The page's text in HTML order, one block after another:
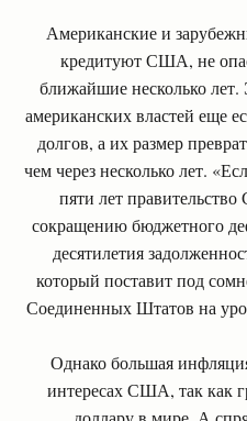
Американские и
кредитуют США, не
ближайшие несколько
американских властей еще
долгов, а их размер
чем через несколько лет.
пяти лет
сокращению бюджетного
десятилетия
который поставит под
Соединенных Штатов на
Однако большая
интересах США, так как